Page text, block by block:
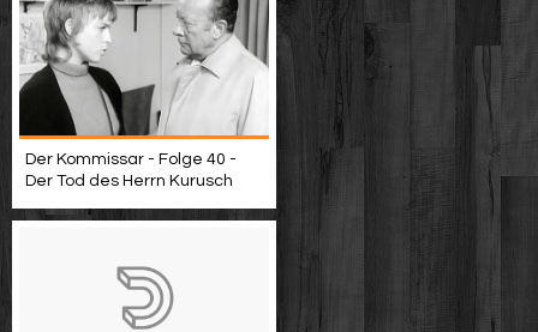
Der Kommissar - Folge 40 -
Der Tod des Herrn Kurusch